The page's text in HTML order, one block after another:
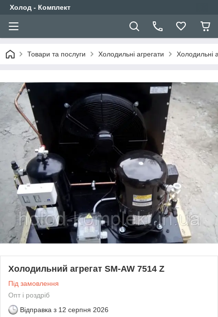
Холод - Комплект
Товари та послуги Холодильні агрегати Холодильні
Холодильний агрегат SM-AW 7514 Z
Під замовлення
Опт і роздріб
Відправка з 12 серпня 2026